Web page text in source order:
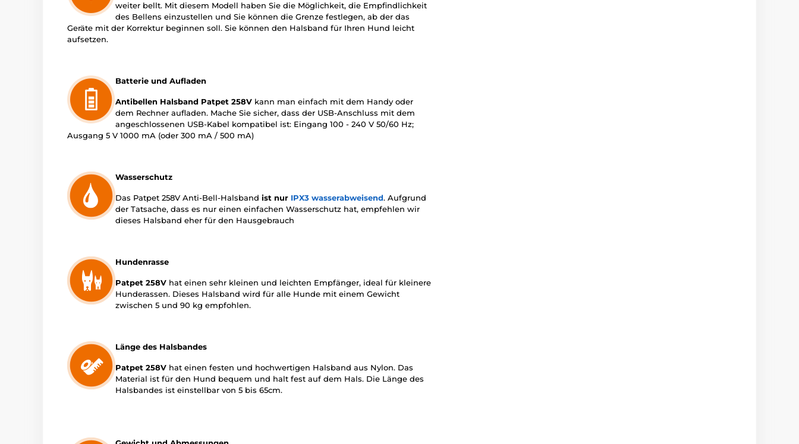
weiter bellt. Mit diesem Modell haben Sie die Möglichkeit, die Empfindlichkeit
des Bellens einzustellen und Sie können die Grenze festlegen, ab der das
Geräte mit der Korrektur beginnen soll. Sie können den Halsband für Ihren Hund leicht
aufsetzen.
Batterie und Aufladen
Antibellen Halsband Patpet 258V kann man einfach mit dem Handy oder
dem Rechner aufladen. Mache Sie sicher, dass der USB-Anschluss mit dem
angeschlossenen USB-Kabel kompatibel ist: Eingang 100 - 240 V 50/60 Hz;
Ausgang 5 V 1000 mA (oder 300 mA / 500 mA)
Wasserschutz
Das Patpet 258V Anti-Bell-Halsband ist nur IPX3 wasserabweisend. Aufgrund
der Tatsache, dass es nur einen einfachen Wasserschutz hat, empfehlen wir
dieses Halsband eher für den Hausgebrauch
Hundenrasse
Patpet 258V hat einen sehr kleinen und leichten Empfänger, ideal für kleinere
Hunderassen. Dieses Halsband wird für alle Hunde mit einem Gewicht
zwischen 5 und 90 kg empfohlen.
Länge des Halsbandes
Patpet 258V hat einen festen und hochwertigen Halsband aus Nylon. Das
Material ist für den Hund bequem und halt fest auf dem Hals. Die Länge des
Halsbandes ist einstellbar von 5 bis 65cm.